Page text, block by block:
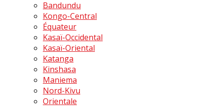
Bandundu
Kongo-Central
Équateur
Kasaï-Occidental
Kasaï-Oriental
Katanga
Kinshasa
Maniema
Nord-Kivu
Orientale